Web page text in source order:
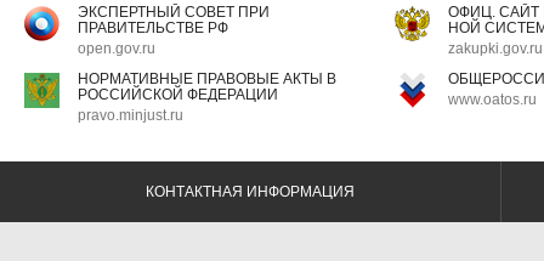
ЭКСПЕРТНЫЙ СОВЕТ ПРИ
ПРАВИТЕЛЬСТВЕ РФ
open.gov.ru
ОФИЦ.
НОЙ
zakupki.gov.ru
НОРМАТИВНЫЕ ПРАВОВЫЕ АКТЫ В
РОССИЙСКОЙ ФЕДЕРАЦИИ
pravo.minjust.ru
www.oatos.ru
КОНТАКТНАЯ ИНФОРМАЦИЯ